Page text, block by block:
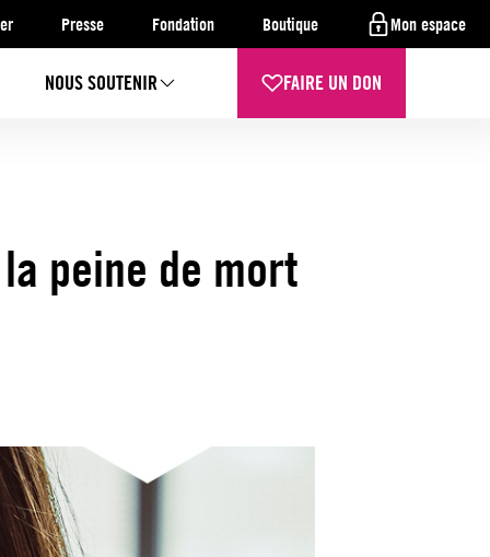
Presse Fondation Boutique Mon espace
NOUS SOUTENIR FAIRE UN DON
peine de mort